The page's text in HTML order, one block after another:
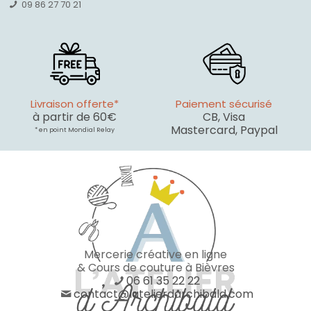
09 86 27 70 21
Livraison offerte*
à partir de 60€
* en point Mondial Relay
Paiement sécurisé
CB, Visa
Mastercard, Paypal
Mercerie créative en ligne
& Cours de couture à Bièvres
06 61 35 22 22
contact@latelierdarchibald.com